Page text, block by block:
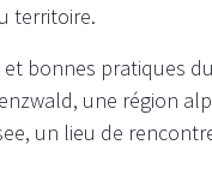
territoire.
bonnes pratiques
une région
un lieu de